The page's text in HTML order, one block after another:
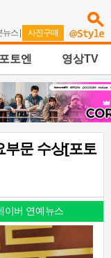
뉴스 | 사진구매
포토엔 영상TV
부문 수상[포토
이버 연예뉴스